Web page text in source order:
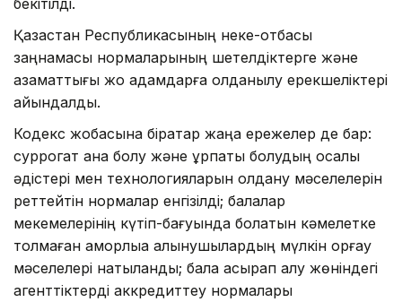
Қазақстан Республикасының неке-отбасы
заңнамасы нормаларының шетелдіктерге және
азаматтығы жоқ адамдарға қолданылу ерекшеліктері
айқындалды.
Кодекс жобасына бірқатар жаңа ережелер де бар:
суррогат ана болу және ұрпақты болудың қосалқы
әдістері мен технологияларын қолдану мәселелерін
реттейтін нормалар енгізілді; балалар
мекемелерінің күтіп-бағуында болатын кәмелетке
толмаған қамқорлыққа алынушылардың мүлкін қорғау
мәселелері нақтыланды; бала асырап алу жөніндегі
агенттіктерді аккредиттеу нормалары